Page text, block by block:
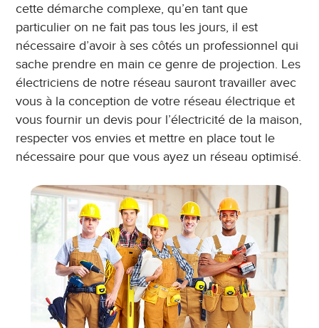
cette démarche complexe, qu’en tant que
particulier on ne fait pas tous les jours, il est
nécessaire d’avoir à ses côtés un professionnel qui
sache prendre en main ce genre de projection. Les
électriciens de notre réseau sauront travailler avec
vous à la conception de votre réseau électrique et
vous fournir un devis pour l’électricité de la maison,
respecter vos envies et mettre en place tout le
nécessaire pour que vous ayez un réseau optimisé.